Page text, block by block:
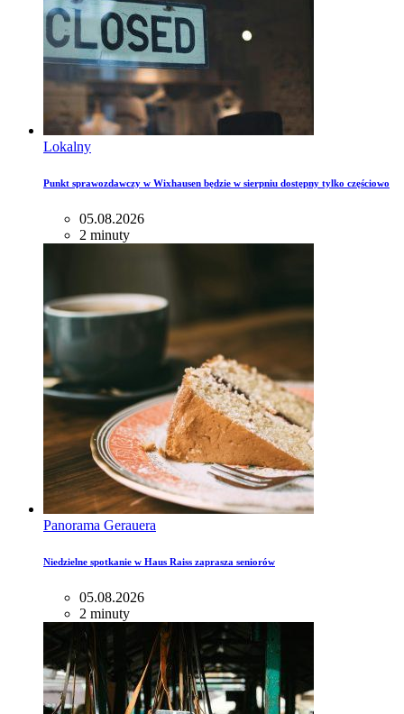
Lokalny
Punkt sprawozdawczy w Wixhausen będzie w sierpniu dostępny tylko częściowo
05.08.2026
2 minuty
Panorama Gerauera
Niedzielne spotkanie w Haus Raiss zaprasza seniorów
05.08.2026
2 minuty